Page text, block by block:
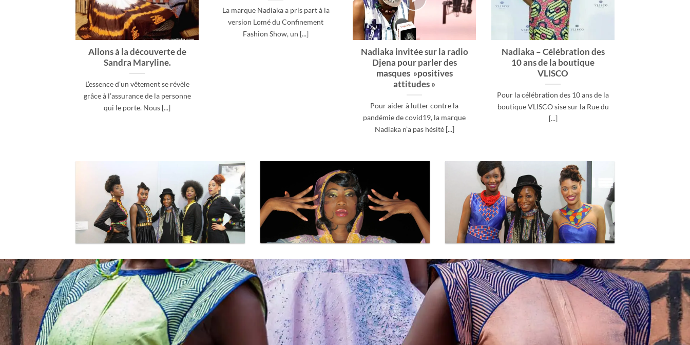
Allons à la découverte de
Sandra Maryline.
L’essence d’un vêtement se révèle
grâce à l’assurance de la personne
qui le porte. Nous [...]
La marque Nadiaka a pris part à la
version Lomé du Confinement
Fashion Show, un [...]
Nadiaka invitée sur la radio
Djena pour parler des
masques »positives
attitudes »
Pour aider à lutter contre la
pandémie de covid19, la marque
Nadiaka n’a pas hésité [...]
Nadiaka – Célébration des
10 ans de la boutique
VLISCO
Pour la célébration des 10 ans de la
boutique VLISCO sise sur la Rue du
[...]